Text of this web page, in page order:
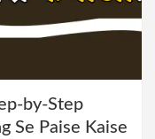
by-Step
Se Paise Kaise